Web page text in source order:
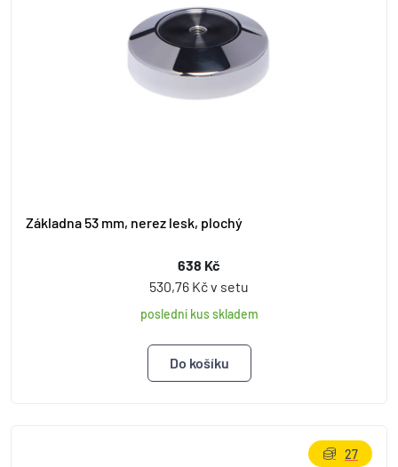
Základna 53 mm, nerez lesk, plochý
638 Kč
530,76 Kč v setu
poslední kus skladem
27